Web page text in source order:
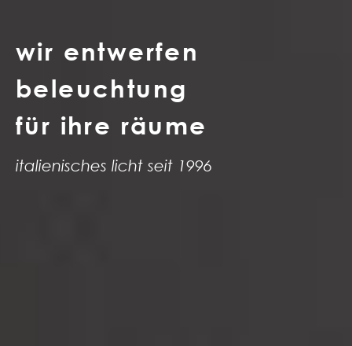
wir entwerfen
beleuchtung
für ihre räume
italienisches licht seit 1996